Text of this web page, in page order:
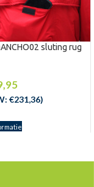
sluting rug
€231,36)